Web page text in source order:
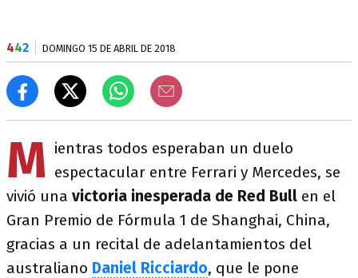
442 DOMINGO 15 DE ABRIL DE 2018
M ientras todos esperaban un duelo
espectacular entre Ferrari y Mercedes, se
vivió una victoria inesperada de Red Bull en el
Gran Premio de Fórmula 1 de Shanghai, China,
gracias a un recital de adelantamientos del
australiano Daniel Ricciardo, que le pone